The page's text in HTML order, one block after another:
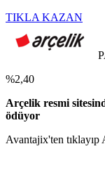
TIKLA KAZAN
%2,40
Arçelik resmi
ödüyor
Avantajix'ten